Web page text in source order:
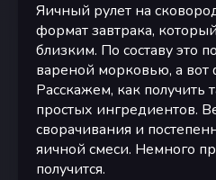
Яичный рулет на
формат завтрака,
близким. По составу это
вареной морковью, а вот
Расскажем, как получить
простых ингредиентов.
сворачивания и
яичной смеси. Немного
получится.